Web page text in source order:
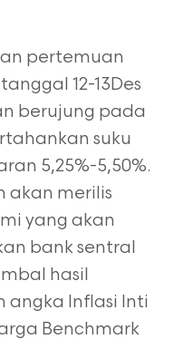
pertemuan
12-13Des
berujung pada
suku
5,25%-5,50%.
akan merilis
yang akan
bank sentral
hasil
angka Inflasi Inti
Benchmark